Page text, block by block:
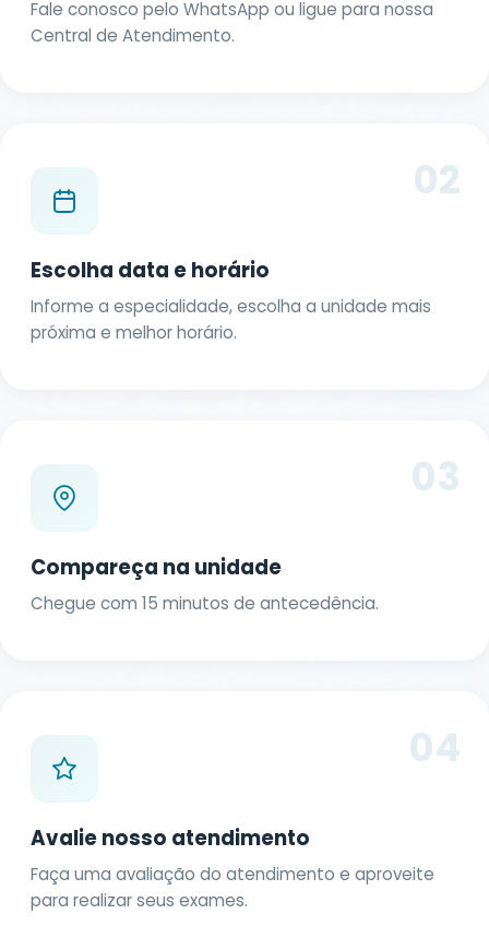
Fale conosco pelo WhatsApp ou ligue para nossa
Central de Atendimento.
02
Escolha data e horário
Informe a especialidade, escolha a unidade mais
próxima e melhor horário.
03
Compareça na unidade
Chegue com 15 minutos de antecedência.
04
Avalie nosso atendimento
Faça uma avaliação do atendimento e aproveite
para realizar seus exames.